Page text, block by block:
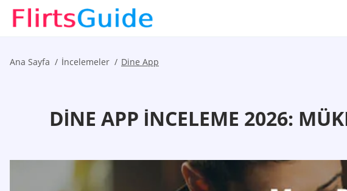
Ana Sayfa İncelemeler Dine App
DINE APP İNCELEME 2026: